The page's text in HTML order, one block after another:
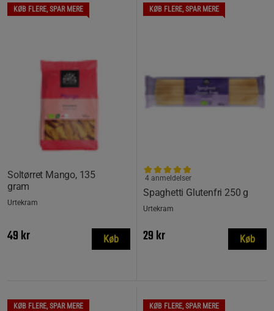
KØB FLERE, SPAR MERE
Soltørret Mango, 135
gram
Urtekram
49 kr Køb
KØB FLERE, SPAR MERE
Spaghetti Glutenfri 250 g
4 anmeldelser
Urtekram
29 kr Køb
KØB FLERE, SPAR MERE KØB FLERE, SPAR MERE